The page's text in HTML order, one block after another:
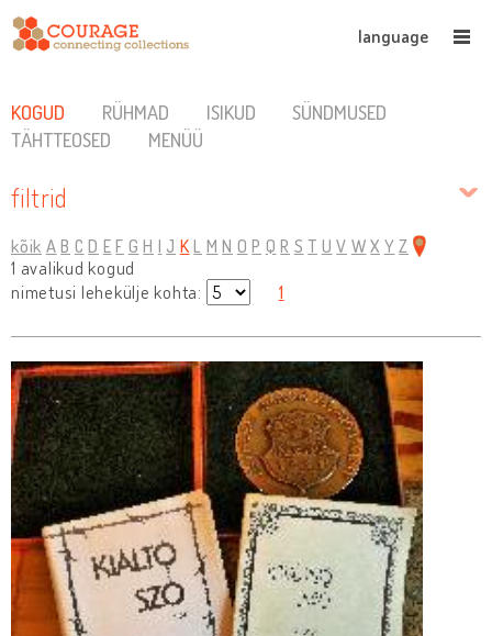
language
KOGUD RÜHMAD ISIKUD
SÜNDMUSED
TÄHTTEOSED
MENÜÜ
filtrid
kõik A B C D E F G H I J K L M N O P Q R S T U V W X Y Z
1 avalikud kogud
nimetusi lehekülje kohta:
1